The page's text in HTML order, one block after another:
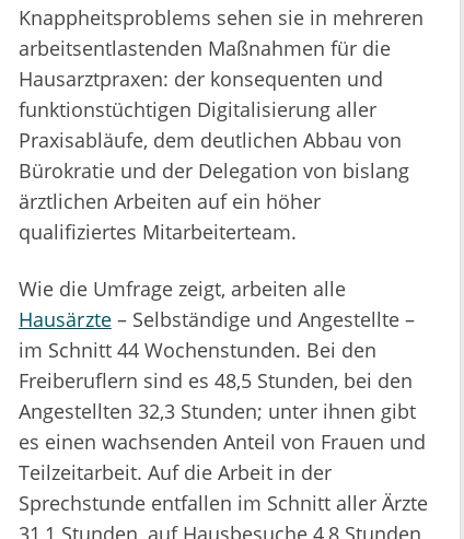
Knappheitsproblems sehen sie in mehreren
arbeitsentlastenden Maßnahmen für die
Hausarztpraxen: der konsequenten und
funktionstüchtigen Digitalisierung aller
Praxisabläufe, dem deutlichen Abbau von
Bürokratie und der Delegation von bislang
ärztlichen Arbeiten auf ein höher
qualifiziertes Mitarbeiterteam.
Wie die Umfrage zeigt, arbeiten alle
Hausärzte– Selbständige und Angestellte –
im Schnitt 44 Wochenstunden. Bei den
Freiberuflern sind es 48,5 Stunden, bei den
Angestellten 32,3 Stunden; unter ihnen gibt
es einen wachsenden Anteil von Frauen und
Teilzeitarbeit. Auf die Arbeit in der
Sprechstunde entfallen im Schnitt aller Ärzte